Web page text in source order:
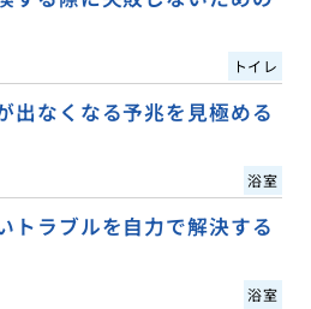
トイレ
出なくなる予兆を見極める
浴室
トラブルを自力で解決する
浴室